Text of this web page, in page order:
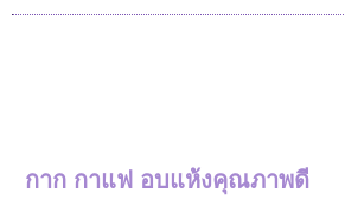
กาก กาแฟ อบแห้งคุณภาพดี